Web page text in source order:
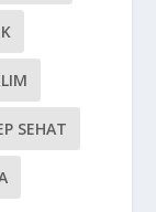
SEHAT